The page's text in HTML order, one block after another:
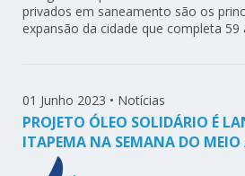
privados em saneamento são os
expansão da cidade que completa 59
01 Junho 2023 • Notícias
PROJETO ÓLEO SOLIDÁRIO É
ITAPEMA NA SEMANA DO MEIO